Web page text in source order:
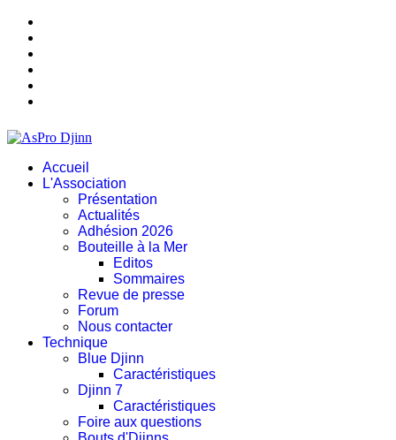
Accueil
L'Association
Présentation
Actualités
Adhésion 2026
Bouteille à la Mer
Editos
Sommaires
Revue de presse
Forum
Nous contacter
Technique
Blue Djinn
Caractéristiques
Djinn 7
Caractéristiques
Foire aux questions